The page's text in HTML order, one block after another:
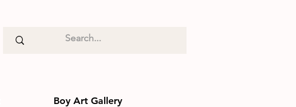
Boy Art Gallery